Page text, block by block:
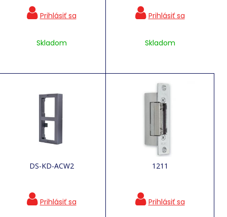
Skladom Skladom
DS-KD-ACW2 1211